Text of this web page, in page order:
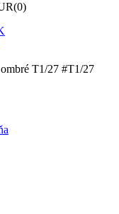
(0)
T1/27 #T1/27